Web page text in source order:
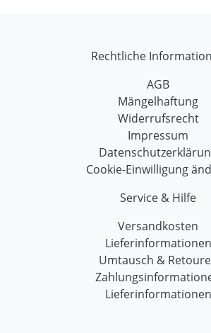
Rechtliche
AGB
Mängelhaftung
Widerrufsrecht
Impressum
Cookie-Einwilligung
Service & Hilfe
Versandkosten
Lieferinformationen
Umtausch &
Lieferinformationen